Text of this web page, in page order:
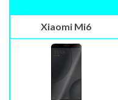
Xiaomi Mi6